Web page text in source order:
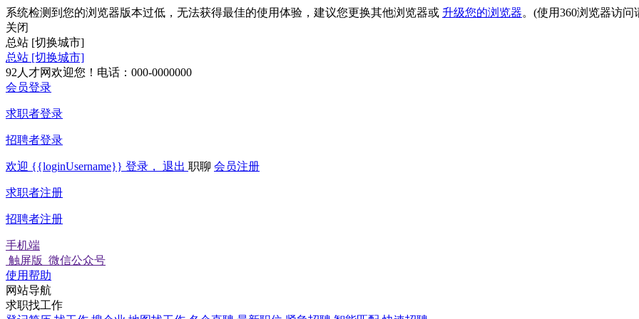
系统检测到您的浏览器版本过低，无法获得最佳的使用体验，建议您更换其他浏览器或 升级您的浏览器。(使用360浏览器访
关闭
总站 [切换城市]
总站 [切换城市]
92人才网欢迎您！电话：000-0000000
会员登录
求职者登录
招聘者登录
欢迎 {{loginUsername}} 登录， 退出 职聊 会员注册
求职者注册
招聘者注册
手机端
触屏版 微信公众号
使用帮助
网站导航
求职找工作